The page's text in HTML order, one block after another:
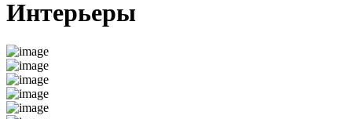
Интерьеры